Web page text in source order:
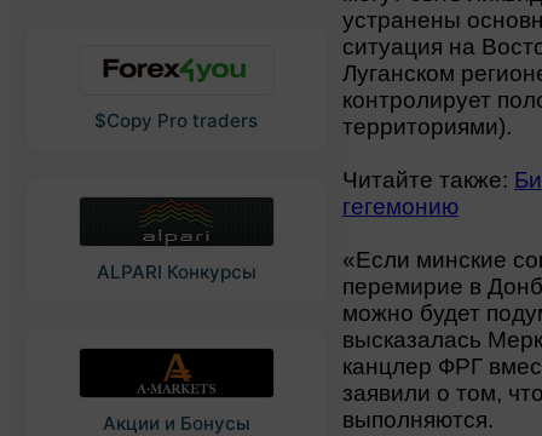
$Copy Pro traders
ALPARI Конкурсы
Акции и Бонусы
устранены
ситуация на
Луганском
контролирует
территориями).
Читайте также:
гегемонию
«Если минские
перемирие в
можно будет
высказалась
канцлер ФРГ
заявили о том,
выполняются.